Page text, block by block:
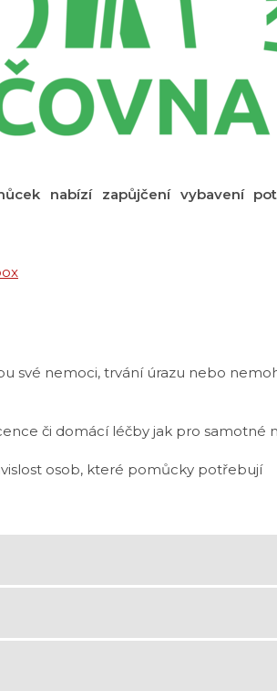
nabízí zapůjčení vybavení
své nemoci, trvání úrazu nebo
či domácí léčby jak pro samotné
osob, které pomůcky potřebují